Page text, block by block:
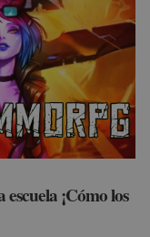
¡Cómo los